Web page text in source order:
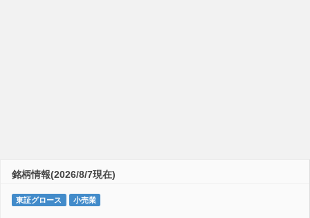
銘柄情報(2026/8/7現在)
東証グロース 小売業